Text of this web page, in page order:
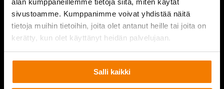
sivustoamme. Kumppanimme voivat yhdistää näitä
tietoja muihin tietoihin, joita olet antanut heille tai joita on
kerätty, kun olet käyttänyt heidän palvelujaan.
Salli kaikki
PURKUPIHA